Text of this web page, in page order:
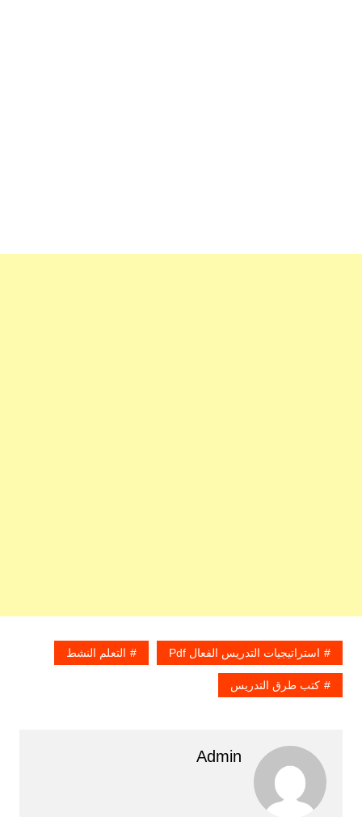
استراتيجيات التدريس الفعال Pdf التعلم النشط
كتب طرق التدريس
Admin